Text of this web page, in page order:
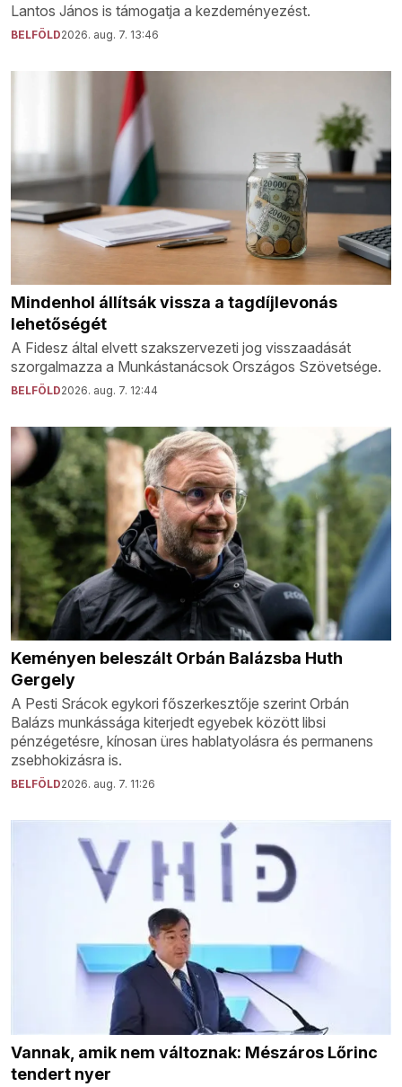
Lantos János is támogatja a kezdeményezést.
BELFÖLD2026. aug. 7. 13:46
Mindenhol állítsák vissza a tagdíjlevonás
lehetőségét
A Fidesz által elvett szakszervezeti jog visszaadását
szorgalmazza a Munkástanácsok Országos Szövetsége.
BELFÖLD2026. aug. 7. 12:44
Keményen beleszált Orbán Balázsba Huth
Gergely
A Pesti Srácok egykori főszerkesztője szerint Orbán
Balázs munkássága kiterjedt egyebek között libsi
pénzégetésre, kínosan üres hablatyolásra és permanens
zsebhokizásra is.
BELFÖLD2026. aug. 7. 11:26
Vannak, amik nem változnak: Mészáros Lőrinc
tendert nyer